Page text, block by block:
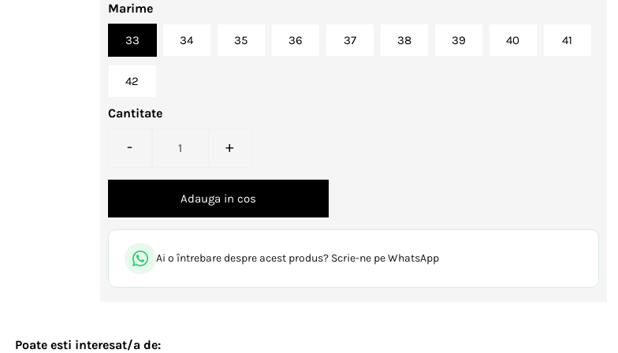
Marime
33 34 35 36 37 38 39 40 41
42
Cantitate
- +
Ai o întrebare despre acest produs? Scrie-ne pe WhatsApp
Poate esti interesat/a de: